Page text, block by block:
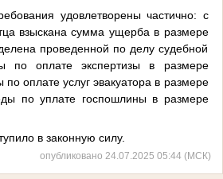
удовлетворены частично: с
взыскана сумма ущерба в размере
проведенной по делу судебной
по оплате экспертизы в размере
оплате услуг эвакуатора в размере
по уплате госпошлины в размере
в законную силу.
опубликовано 24.07.2025 05:44 (МСК)